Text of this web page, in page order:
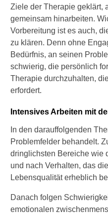
Ziele der Therapie geklärt,
gemeinsam hinarbeiten.
Vorbereitung ist es auch,
zu klären. Denn ohne
Bedürfnis, an seinen
schwierig, die persönlich
Therapie durchzuhalten,
erfordert.
Intensives Arbeiten mit
In den darauffolgenden
Problemfelder behandelt.
dringlichsten Bereiche wie
und nach Verhalten, das
Lebensqualität erheblich
Danach folgen
emotionalen